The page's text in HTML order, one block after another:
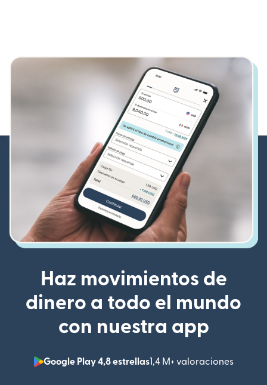
Haz movimientos de
dinero a todo el mundo
con nuestra app
Google Play 4,8 estrellas1,4 M+ valoraciones
(se